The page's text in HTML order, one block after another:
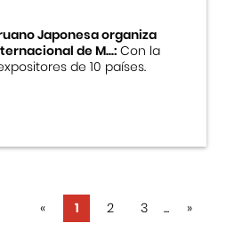
Japonesa organiza
de M...:Con la
de 10 países.
« 1 2 3 ... »